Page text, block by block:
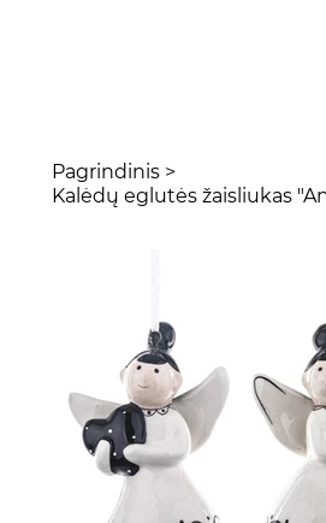
Pagrindinis >